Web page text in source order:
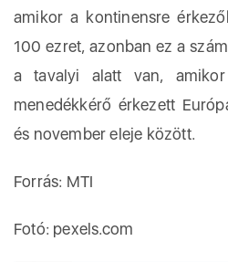
amikor a kontinensre
100 ezret, azonban ez a
a tavalyi alatt van,
menedékkérő érkezett
és november eleje között.
Forrás: MTI
Fotó: pexels.com